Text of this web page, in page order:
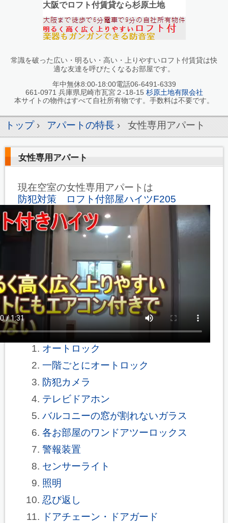
大阪でロフト付賃貸なら杉原土地
常識を破った広い・明るい・高い・上りやすいロフト付賃貸は快
適な友達を呼びたくなるお部屋です。
年中無休8:00-18:00電話06-6491-6339
661-0971 兵庫県尼崎市瓦宮２-18-15 杉原土地有限会社
本サイトの物件はすべて自社所有物です。手数料は不要です。
トップ› アパートの特長› 女性専用アパート
女性専用アパート
現在空室の女性専用アパートは
防犯対策 ロフト付部屋ハイツF205
オートロック
一階ごとにオートロック
防犯カメラ
テレビドアホン
バルコニーの窓が割れないガラス
各お部屋のワンドアツーロックス
警報装置
センサーライト
照明
忍び返し
ドアチェーン・ドアガード